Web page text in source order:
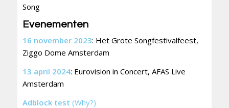
Song
Evenementen
16 november 2023: Het Grote Songfestivalfeest,
Ziggo Dome Amsterdam
13 april 2024: Eurovision in Concert, AFAS Live
Amsterdam
Adblock test (Why?)